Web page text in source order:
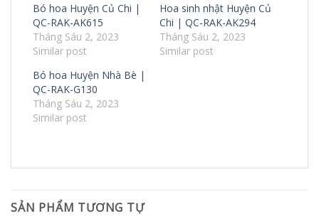
Bó hoa Huyện Củ Chi |
QC-RAK-AK615
Tháng Sáu 2, 2023
Similar post
Hoa sinh nhật Huyện Củ
Chi | QC-RAK-AK294
Tháng Sáu 2, 2023
Similar post
Bó hoa Huyện Nhà Bè |
QC-RAK-G130
Tháng Sáu 2, 2023
Similar post
SẢN PHẨM TƯƠNG TỰ